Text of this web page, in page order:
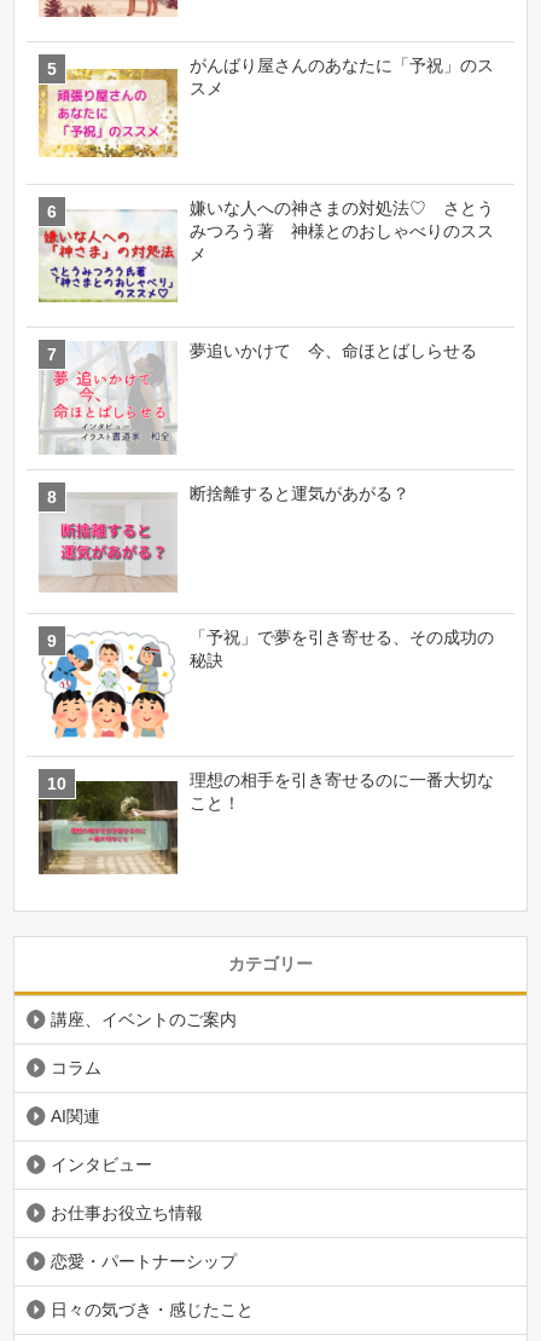
がんばり屋さんのあなたに「予祝」のス
スメ
嫌いな人への神さまの対処法♡ さとう
みつろう著 神様とのおしゃべりのスス
メ
夢追いかけて 今、命ほとばしらせる
断捨離すると運気があがる？
「予祝」で夢を引き寄せる、その成功の
秘訣
理想の相手を引き寄せるのに一番大切な
こと！
カテゴリー
講座、イベントのご案内
コラム
AI関連
インタビュー
お仕事お役立ち情報
恋愛・パートナーシップ
日々の気づき・感じたこと